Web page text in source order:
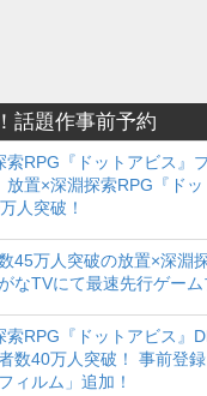
話題作事前予約
索RPG『ドットアビス』
放置×深淵探索RPG『ド
人突破！
45万人突破の放置×深淵
なTVにて最速先行ゲーム
索RPG『ドットアビス』
数40万人突破！ 事前登
ィルム」追加！